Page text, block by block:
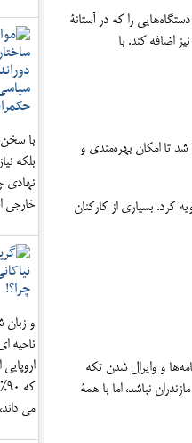
را که در آستانۀ
اضافه کند. با
شد تا امکان بهره‌مندی و
کرد. بسیاری از کارکنان
و وایرال شدن تکه
نباشد، اما با همۀ
با
بلکه
نهادی
خارجی
و زبان
ناحیه
می